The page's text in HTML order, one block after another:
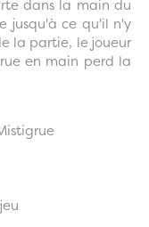
dans la main du
jusqu'à ce qu'il n'y
la partie, le joueur
en main perd la